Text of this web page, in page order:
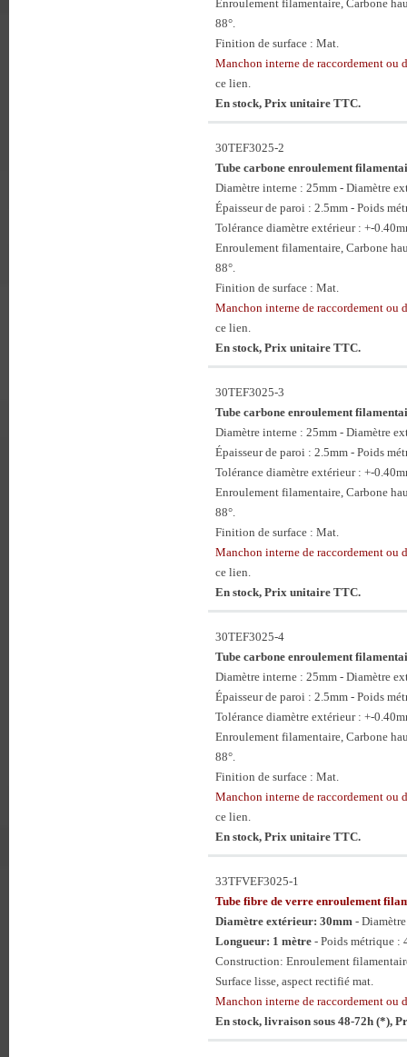
Enroulement filamentaire, Carbone
88°.
Finition de surface : Mat.
Manchon interne de raccordement ou
ce lien.
En stock, Prix unitaire TTC.
30TEF3025-2
Tube carbone enroulement
Diamètre interne : 25mm - Diamètre
Épaisseur de paroi : 2.5mm - Poids
Tolérance diamètre extérieur : +-
Enroulement filamentaire, Carbone
88°.
Finition de surface : Mat.
Manchon interne de raccordement ou
ce lien.
En stock, Prix unitaire TTC.
30TEF3025-3
Tube carbone enroulement
Diamètre interne : 25mm - Diamètre
Épaisseur de paroi : 2.5mm - Poids
Tolérance diamètre extérieur : +-
Enroulement filamentaire, Carbone
88°.
Finition de surface : Mat.
Manchon interne de raccordement ou
ce lien.
En stock, Prix unitaire TTC.
30TEF3025-4
Tube carbone enroulement
Diamètre interne : 25mm - Diamètre
Épaisseur de paroi : 2.5mm - Poids
Tolérance diamètre extérieur : +-
Enroulement filamentaire, Carbone
88°.
Finition de surface : Mat.
Manchon interne de raccordement ou
ce lien.
En stock, Prix unitaire TTC.
33TFVEF3025-1
Tube fibre de verre enroulement
Diamètre extérieur: 30mm -
Longueur: 1 mètre - Poids métrique :
Construction: Enroulement
Surface lisse, aspect rectifié mat.
Manchon interne de raccordement ou
En stock, livraison sous 48-72h (*),